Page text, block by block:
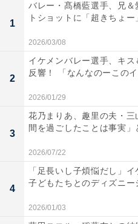
1
バレー・髙橋藍選手、兄＆
トショットに「超きちょ
2026/03/08
2
イケメンバレー選手、キ
反響！ 「なんなのーこの
2026/01/29
3
花乃まりあ、趣里の夫・
間を過ごしたことは事実
2026/07/22
4
「足長いし子煩悩だし」イ
子どもたちとのディズニ
2026/01/03